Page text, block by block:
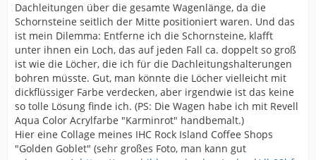
Dachleitungen über die gesamte Wagenlänge, da die
Schornsteine seitlich der Mitte positioniert waren. Und das
ist mein Dilemma: Entferne ich die Schornsteine, klafft
unter ihnen ein Loch, das auf jeden Fall ca. doppelt so groß
ist wie die Löcher, die ich für die Dachleitungshalterungen
bohren müsste. Gut, man könnte die Löcher vielleicht mit
dickflüssiger Farbe verdecken, aber irgendwie ist das keine
so tolle Lösung finde ich. (PS: Die Wagen habe ich mit Revell
Aqua Color Acrylfarbe "Karminrot" handbemalt.)
Hier eine Collage meines IHC Rock Island Coffee Shops
"Golden Goblet" (sehr großes Foto, man kann gut